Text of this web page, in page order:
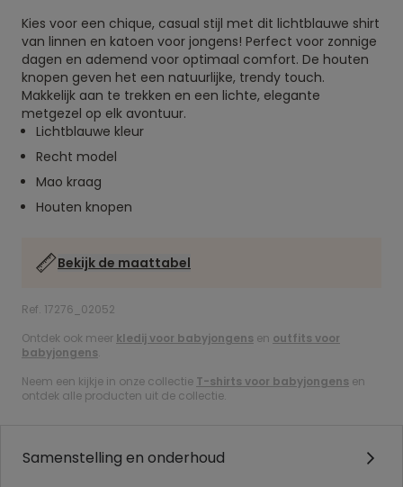
Kies voor een chique, casual stijl met dit lichtblauwe shirt
van linnen en katoen voor jongens! Perfect voor zonnige
dagen en ademend voor optimaal comfort. De houten
knopen geven het een natuurlijke, trendy touch.
Makkelijk aan te trekken en een lichte, elegante
metgezel op elk avontuur.
Lichtblauwe kleur
Recht model
Mao kraag
Houten knopen
Bekijk de maattabel
Ref. 17276_02052
Ontdek ook meer kledij voor babyjongens en outfits voor
babyjongens.
Neem een kijkje in onze collectie T-shirts voor babyjongens en
ontdek alle producten uit de collectie.
Samenstelling en onderhoud